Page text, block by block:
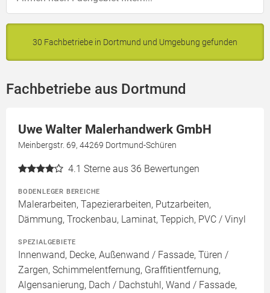
30 Fachbetriebe in Dortmund und Umgebung gefunden
Fachbetriebe aus Dortmund
Uwe Walter Malerhandwerk GmbH
Meinbergstr. 69, 44269 Dortmund-Schüren
4.1 Sterne aus 36 Bewertungen
BODENLEGER BEREICHE
Malerarbeiten, Tapezierarbeiten, Putzarbeiten,
Dämmung, Trockenbau, Laminat, Teppich, PVC / Vinyl
SPEZIALGEBIETE
Innenwand, Decke, Außenwand / Fassade, Türen /
Zargen, Schimmelentfernung, Graffitientfernung,
Algensanierung, Dach / Dachstuhl, Wand / Fassade,